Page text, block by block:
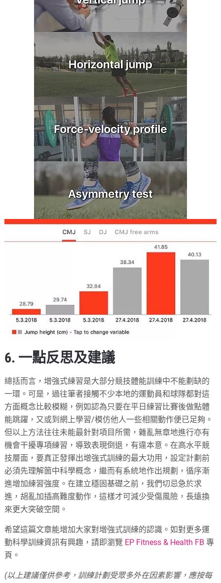
6. 一點反思及建議
總括而言，增強式練習是大部分競技體能訓練中不能劃缺的
一環。可是，過往筆者接觸不少本地的運動員和球隊都對這
方面概念比較模糊，例如認為只要在平日練習比賽後做點體
能跳躍，又或到網上學習/模仿他人一些相關動作便已足夠。
但以上方法往往未能最針對項目所需，雜亂無章地進行亦有
機會干擾專項練習，導致表現倒退，有違本意。在高水平競
技層面，要真正發揮出增強式訓練的最大功用，設定計劃前
必須先理解箇中科學概念，繼而有系統地作出規劃，循序漸
進增加練習強度。在建立穩固基礎之前，我們切忌急於求
進，胡亂加插高難度動作，這樣才可減少受傷風險，長遠換
來更大突破空間。
希望這篇文章能增加大家對增強式訓練的認識。如對更多運
動科學訓練資訊有興趣，請即瀏覽 EP Fitness & Health FB 專
頁。
(以上建議僅供參考，訓練計劃受眾多外在因素影響，應按每